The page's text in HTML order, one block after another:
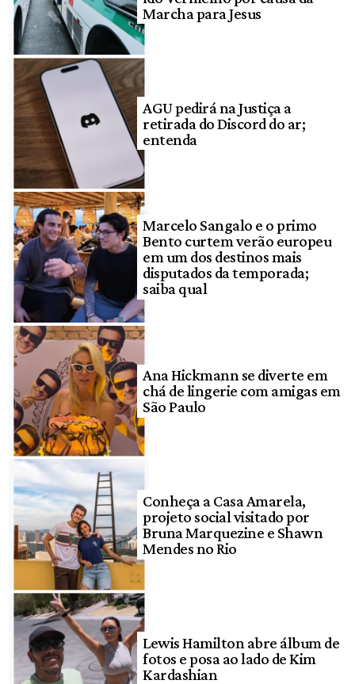
Marcha para Jesus
AGU pedirá na Justiça a
retirada do Discord do ar;
entenda
Marcelo Sangalo e o primo
Bento curtem verão europeu
em um dos destinos mais
disputados da temporada;
saiba qual
Ana Hickmann se diverte em
chá de lingerie com amigas em
São Paulo
Conheça a Casa Amarela,
projeto social visitado por
Bruna Marquezine e Shawn
Mendes no Rio
Lewis Hamilton abre álbum de
fotos e posa ao lado de Kim
Kardashian